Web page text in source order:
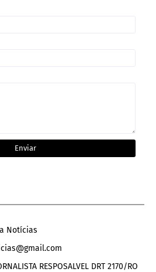
Notícias
RESPOSALVEL DRT 2170/RO